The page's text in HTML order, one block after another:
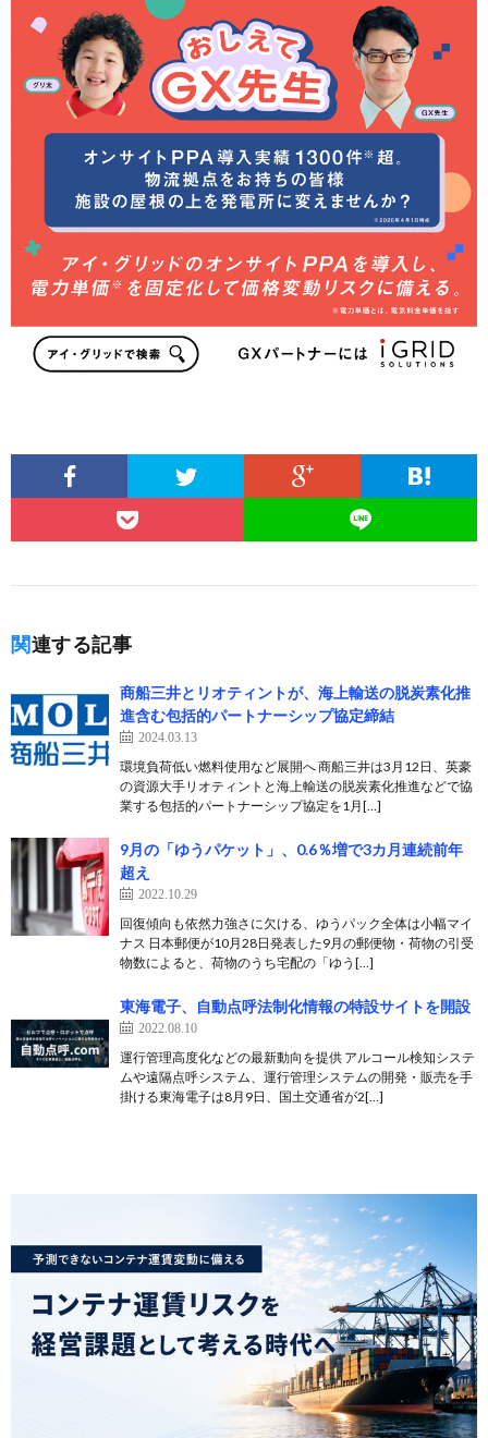
関連する記事
商船三井とリオティントが、海上輸送の脱炭素化推
進含む包括的パートナーシップ協定締結
2024.03.13
環境負荷低い燃料使用など展開へ 商船三井は3月12日、英豪
の資源大手リオティントと海上輸送の脱炭素化推進などで協
業する包括的パートナーシップ協定を1月[…]
9月の「ゆうパケット」、0.6％増で3カ月連続前年
超え
2022.10.29
回復傾向も依然力強さに欠ける、ゆうパック全体は小幅マイ
ナス 日本郵便が10月28日発表した9月の郵便物・荷物の引受
物数によると、荷物のうち宅配の「ゆう[…]
東海電子、自動点呼法制化情報の特設サイトを開設
2022.08.10
運行管理高度化などの最新動向を提供 アルコール検知システ
ムや遠隔点呼システム、運行管理システムの開発・販売を手
掛ける東海電子は8月9日、国土交通省が2[…]